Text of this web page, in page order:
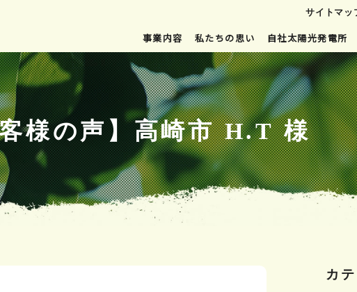
サイトマッ
事業内容 私たちの思い 自社太陽光発電所
様の声】高崎市 H.T 様
カ